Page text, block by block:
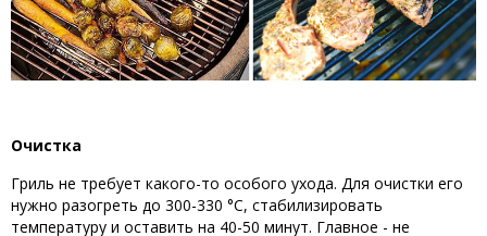
Очистка
Гриль не требует какого-то особого ухода. Для очистки его
нужно разогреть до 300-330 °C, стабилизировать
температуру и оставить на 40-50 минут. Главное - не